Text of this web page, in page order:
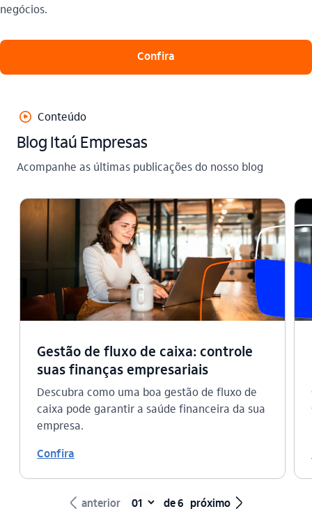
negócios.
Confira
play_outline Conteúdo
Blog Itaú Empresas
Acompanhe as últimas publicações do nosso blog
Gestão de fluxo de caixa: controle
suas finanças empresariais
Descubra como uma boa gestão de fluxo de
caixa pode garantir a saúde financeira da sua
empresa.
Confira
seta_esquerda anterior de 6 próximo seta_direita